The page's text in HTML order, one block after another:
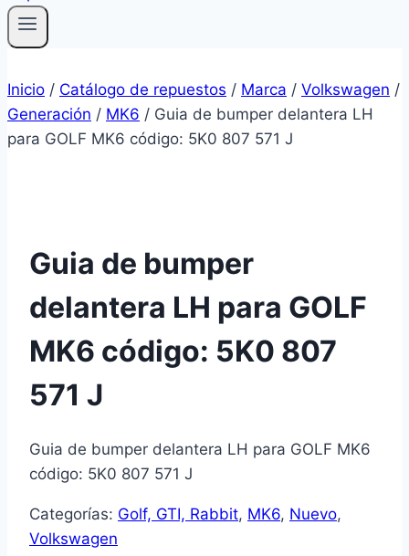
Inicio / Catálogo de repuestos / Marca / Volkswagen /
Generación / MK6 / Guia de bumper delantera LH
para GOLF MK6 código: 5K0 807 571 J
Guia de bumper
delantera LH para GOLF
MK6 código: 5K0 807
571 J
Guia de bumper delantera LH para GOLF MK6
código: 5K0 807 571 J
Categorías: Golf, GTI, Rabbit, MK6, Nuevo,
Volkswagen